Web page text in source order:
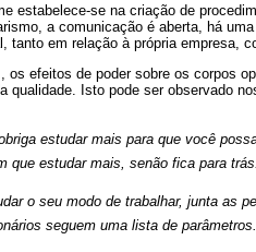
estabelece-se na criação de
a comunicação é aberta, há
tanto em relação à própria empresa,
os efeitos de poder sobre os corpos
qualidade. Isto pode ser observado
estudar mais para que você
que estudar mais, senão fica para trás.
o seu modo de trabalhar, junta as
seguem uma lista de parâmetros.